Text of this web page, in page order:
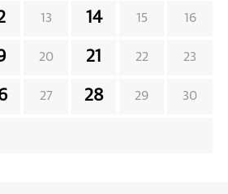
13 14 15 16
20 21 22 23
27 28 29 30